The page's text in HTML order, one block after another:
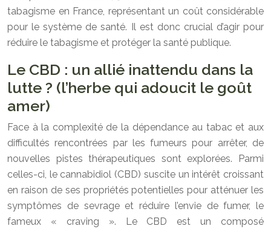
tabagisme en France, représentant un coût considérable
pour le système de santé. Il est donc crucial d’agir pour
réduire le tabagisme et protéger la santé publique.
Le CBD : un allié inattendu dans la
lutte ? (l’herbe qui adoucit le goût
amer)
Face à la complexité de la dépendance au tabac et aux
difficultés rencontrées par les fumeurs pour arrêter, de
nouvelles pistes thérapeutiques sont explorées. Parmi
celles-ci, le cannabidiol (CBD) suscite un intérêt croissant
en raison de ses propriétés potentielles pour atténuer les
symptômes de sevrage et réduire l’envie de fumer, le
fameux « craving ». Le CBD est un composé